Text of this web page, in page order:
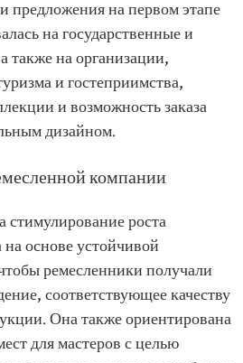
предложения на первом этапе
на государственные и
также на организации,
и гостеприимства,
и возможность заказа
дизайном.
компании
стимулирование роста
на основе устойчивой
ремесленники получали
соответствующее качеству
Она также ориентирована
для мастеров с целью